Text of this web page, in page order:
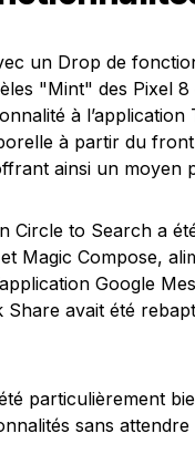
un Drop de
"Mint" des Pixel
à
à partir du
ainsi un moyen
Circle to Search a
Magic Compose,
Google
avait été
particulièrement
sans